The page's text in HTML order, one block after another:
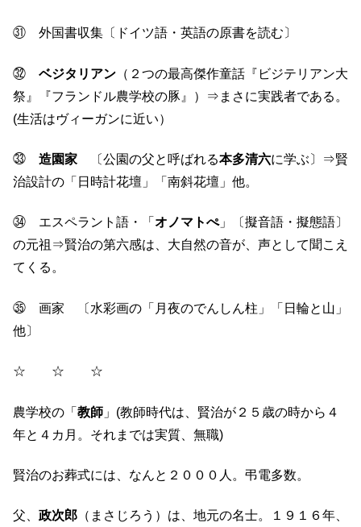
㉛ 外国書収集〔ドイツ語・英語の原書を読む〕
㉜ ベジタリアン （２つの最高傑作童話『ビジテリアン大
祭』『フランドル農学校の豚』）⇒まさに実践者である。
(生活はヴィーガンに近い）
㉝ 造園家 〔公園の父と呼ばれる本多清六に学ぶ〕⇒賢
治設計の「日時計花壇」「南斜花壇」他。
㉞ エスペラント語・「 オノマトぺ」〔擬音語・擬態語〕
の元祖⇒賢治の第六感は、大自然の音が、声として聞こえ
てくる。
㉟ 画家 〔水彩画の「月夜のでんしん柱」「日輪と山」
他〕
☆ ☆ ☆
農学校の「 教師 」(教師時代は、賢治が２５歳の時から４
年と４カ月。それまでは実質、無職)
賢治のお葬式には、なんと２０００人。弔電多数。
父、 政次郎 （まさじろう）は、地元の名士。１９１６年、